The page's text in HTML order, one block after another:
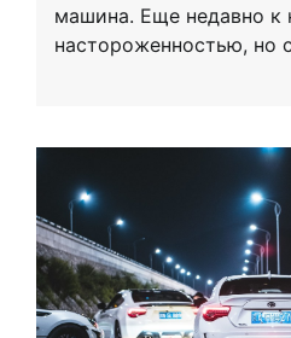
машина. Еще недавно к
настороженностью, но